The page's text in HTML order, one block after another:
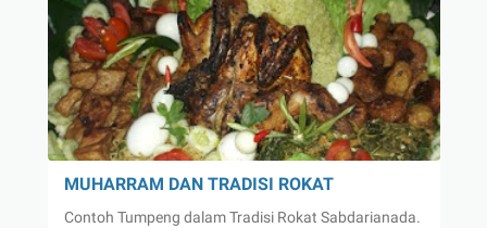
MUHARRAM DAN TRADISI ROKAT
Contoh Tumpeng dalam Tradisi Rokat Sabdarianada.